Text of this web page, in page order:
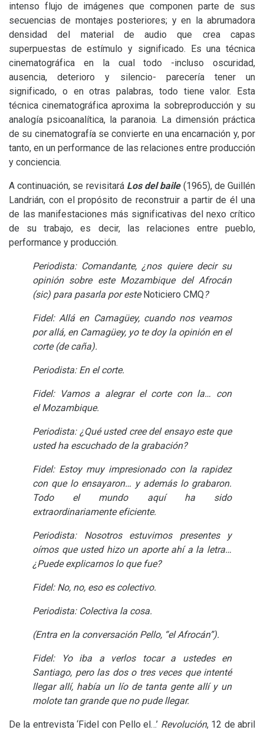
intenso flujo de imágenes que componen parte de sus
secuencias de montajes posteriores; y en la abrumadora
densidad del material de audio que crea capas
superpuestas de estímulo y significado. Es una técnica
cinematográfica en la cual todo -incluso oscuridad,
ausencia, deterioro y silencio- parecería tener un
significado, o en otras palabras, todo tiene valor. Esta
técnica cinematográfica aproxima la sobreproducción y su
analogía psicoanalítica, la paranoia. La dimensión práctica
de su cinematografía se convierte en una encarnación y, por
tanto, en un performance de las relaciones entre producción
y conciencia.
A continuación, se revisitará Los del baile (1965), de Guillén
Landrián, con el propósito de reconstruir a partir de él una
de las manifestaciones más significativas del nexo crítico
de su trabajo, es decir, las relaciones entre pueblo,
performance y producción.
Periodista: Comandante, ¿nos quiere decir su
opinión sobre este Mozambique del Afrocán
(sic) para pasarla por esteNoticiero CMQ ?
Fidel: Allá en Camagüey, cuando nos veamos
por allá, en Camagüey, yo te doy la opinión en el
corte (de caña).
Periodista: En el corte.
Fidel: Vamos a alegrar el corte con la… con
el Mozambique.
Periodista: ¿Qué usted cree del ensayo este que
usted ha escuchado de la grabación?
Fidel: Estoy muy impresionado con la rapidez
con que lo ensayaron… y además lo grabaron.
Todo el mundo aquí ha sido
extraordinariamente eficiente.
Periodista: Nosotros estuvimos presentes y
oímos que usted hizo un aporte ahí a la letra…
¿Puede explicarnos lo que fue?
Fidel: No, no, eso es colectivo.
Periodista: Colectiva la cosa.
(Entra en la conversación Pello, “el Afrocán”).
Fidel: Yo iba a verlos tocar a ustedes en
Santiago, pero las dos o tres veces que intenté
llegar allí, había un lío de tanta gente allí y un
molote tan grande que no pude llegar.
De la entrevista ‘Fidel con Pello el…’ Revolución, 12 de abril